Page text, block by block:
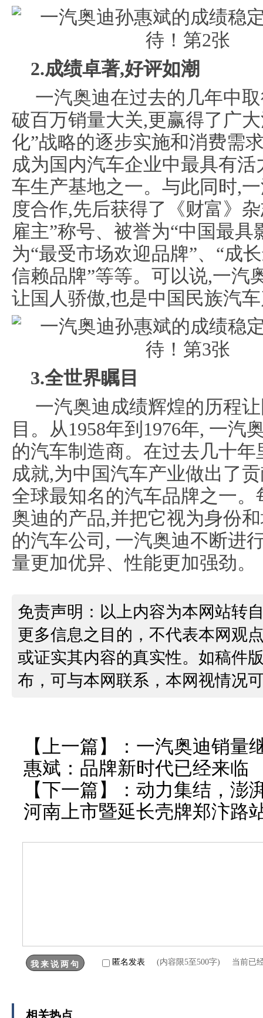
2.成绩卓著,好评如潮
一汽奥迪在过去的几年中
破百万销量大关,更赢得了广
化”战略的逐步实施和消费需
成为国内汽车企业中最具有
车生产基地之一。与此同时,
度合作,先后获得了《财富》
雇主”称号、被誉为“中国最
为“最受市场欢迎品牌”、“成
信赖品牌”等等。可以说,一汽
让国人骄傲,也是中国民族汽
3.全世界瞩目
一汽奥迪成绩辉煌的历程
目。从1958年到1976年, 一汽
的汽车制造商。在过去几十
成就,为中国汽车产业做出了
全球最知名的汽车品牌之一
奥迪的产品,并把它视为身份
的汽车公司, 一汽奥迪不断进
量更加优异、性能更加强劲。
免责声明：以上内容为本网站转
更多信息之目的，不代表本网观
或证实其内容的真实性。如稿件
布，可与本网联系，本网视情况
【上一篇】： 一汽奥迪销量
惠斌：品牌新时代已经来临
【下一篇】： 动力集结，澎
河南上市暨延长壳牌郑汴路
匿名发表 (内容限5至500字) 当前已
相关热点